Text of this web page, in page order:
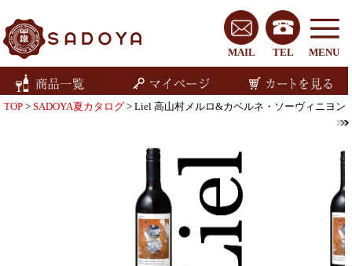
MENU
TEL
MAIL
TOP > SADOYA夏カタログ > Liel 高山村メルロ&カベルネ・ソーヴィニヨン